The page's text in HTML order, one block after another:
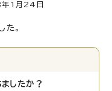
1月24日
。
したか？